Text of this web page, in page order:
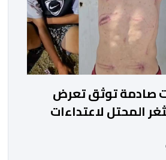
صادمة توثق تعرض
المحتل لاعتداءات
المدني